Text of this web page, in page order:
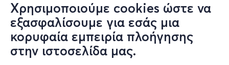
Χρησιμοποιούμε cookies ώστε να
εξασφαλίσουμε για εσάς μια
κορυφαία εμπειρία πλοήγησης
στην ιστοσελίδα μας.